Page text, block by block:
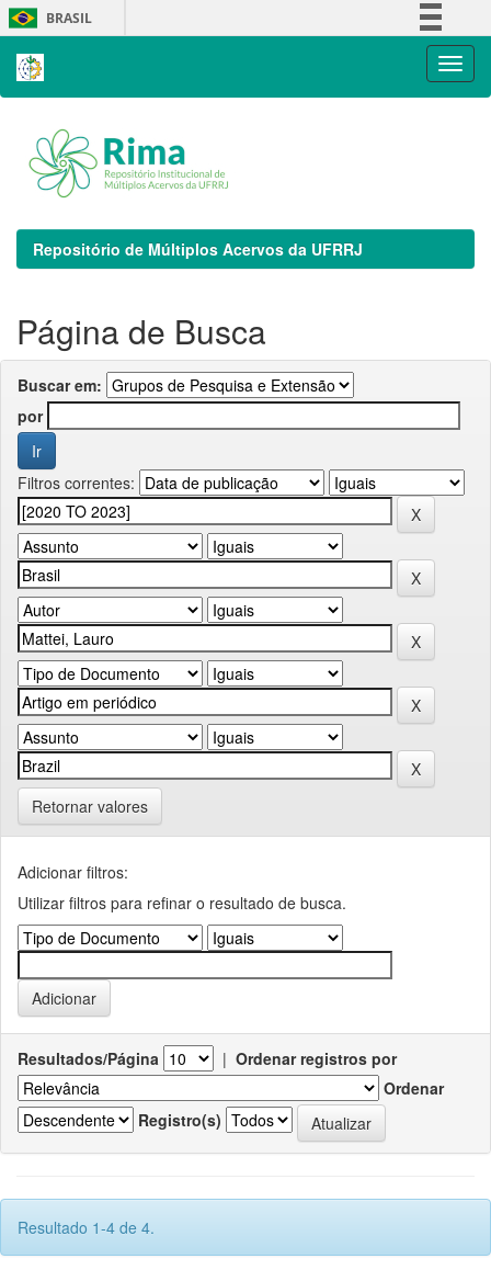
Skip
navigation
BRASIL
Repositório de Múltiplos Acervos da UFRRJ
Página de Busca
Buscar em:
por
Filtros correntes:
Retornar valores
Adicionar filtros:
Utilizar filtros para refinar o resultado de busca.
Resultados/Página | Ordenar registros por
Ordenar
Registro(s)
Resultado 1-4 de 4.